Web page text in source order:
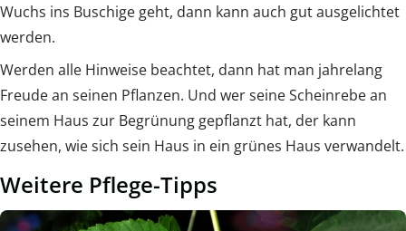
Wuchs ins Buschige geht, dann kann auch gut ausgelichtet
werden.
Werden alle Hinweise beachtet, dann hat man jahrelang
Freude an seinen Pflanzen. Und wer seine Scheinrebe an
seinem Haus zur Begrünung gepflanzt hat, der kann
zusehen, wie sich sein Haus in ein grünes Haus verwandelt.
Weitere Pflege-Tipps